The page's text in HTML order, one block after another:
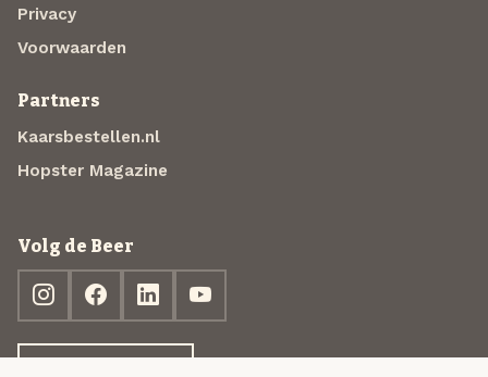
Privacy
Voorwaarden
Partners
Kaarsbestellen.nl
Hopster Magazine
Volg de Beer